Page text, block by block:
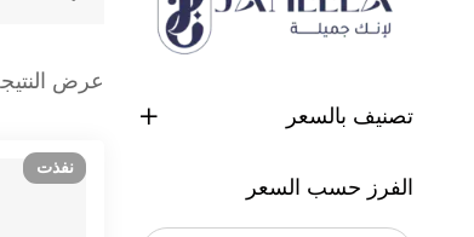
تصنيف بالسعر
الفرز حسب السعر
عرض
نفذت